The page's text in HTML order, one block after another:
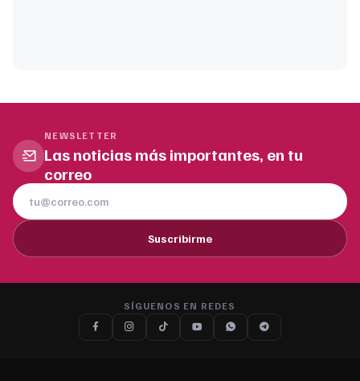
NEWSLETTER
Las noticias más importantes, en tu
correo
Suscribirme
SÍGUENOS EN REDES